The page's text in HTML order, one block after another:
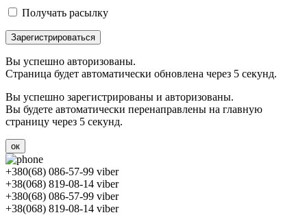
Получать расылку
Зарегистрироваться
Вы успешно авторизованы.
Страница будет автоматически обновлена через 5 секунд.
Вы успешно зарегистрированы и авторизованы.
Вы будете автоматически перенаправлены на главную
страницу через 5 секунд.
ок
+380(68) 086-57-99 viber
+38(068) 819-08-14 viber
+380(68) 086-57-99 viber
+38(068) 819-08-14 viber